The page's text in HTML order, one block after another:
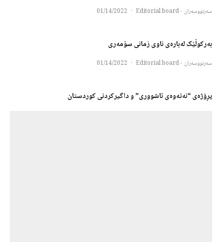
سەرنووسەران - Editorial board ·
01/14/2022
بەرکوڵێک لەبارەی ناوی زمانی سۆمەری
سەرنووسەران - Editorial board ·
01/14/2022
پڕۆژەی “نەتەوەی ئاشووری” و داگیرکردنی کوردستان